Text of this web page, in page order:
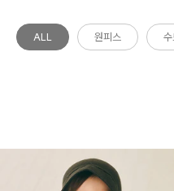
ALL 원피스